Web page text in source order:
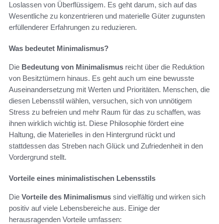
Loslassen von Überflüssigem. Es geht darum, sich auf das
Wesentliche zu konzentrieren und materielle Güter zugunsten
erfüllenderer Erfahrungen zu reduzieren.
Was bedeutet Minimalismus?
Die Bedeutung von Minimalismus reicht über die Reduktion
von Besitztümern hinaus. Es geht auch um eine bewusste
Auseinandersetzung mit Werten und Prioritäten. Menschen, die
diesen Lebensstil wählen, versuchen, sich von unnötigem
Stress zu befreien und mehr Raum für das zu schaffen, was
ihnen wirklich wichtig ist. Diese Philosophie fördert eine
Haltung, die Materielles in den Hintergrund rückt und
stattdessen das Streben nach Glück und Zufriedenheit in den
Vordergrund stellt.
Vorteile eines minimalistischen Lebensstils
Die Vorteile des Minimalismus sind vielfältig und wirken sich
positiv auf viele Lebensbereiche aus. Einige der
herausragenden Vorteile umfassen: